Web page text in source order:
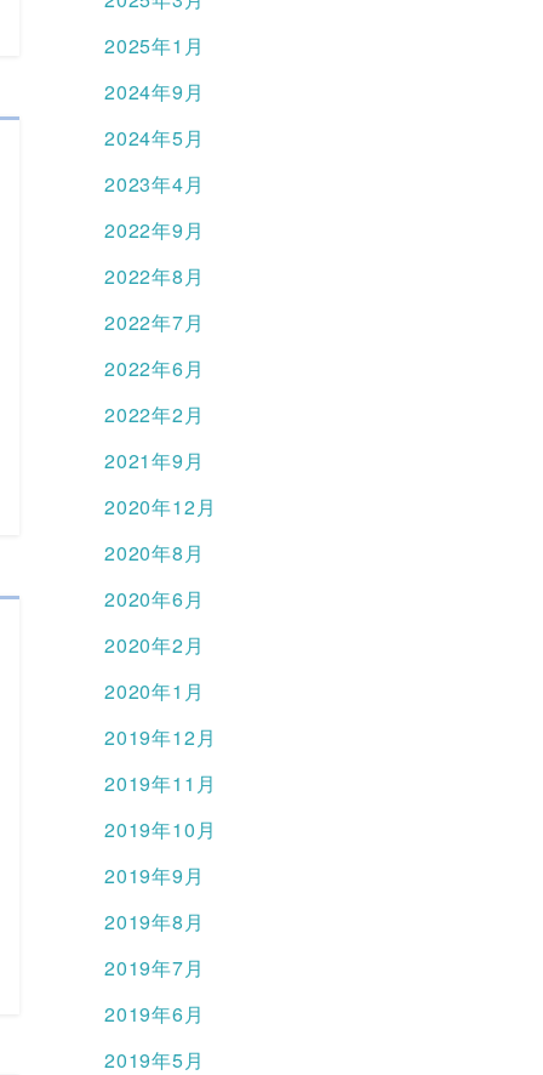
2025年1月
2024年9月
2024年5月
2023年4月
2022年9月
2022年8月
2022年7月
2022年6月
2022年2月
2021年9月
2020年12月
2020年8月
2020年6月
2020年2月
2020年1月
2019年12月
2019年11月
2019年10月
2019年9月
2019年8月
2019年7月
2019年6月
2019年5月